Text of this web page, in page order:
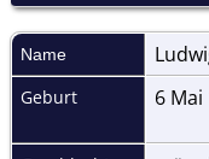
Name
Geburt 6 Mai